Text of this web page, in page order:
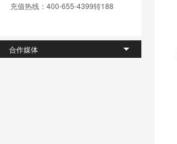
充值热线：400-655-4399转188
合作媒体